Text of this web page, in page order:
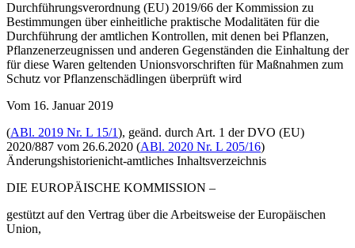
Durchführungs­verordnung (EU) 2019/66 der Kommission zu
Bestimmungen über einheitliche praktische Modalitäten für die
Durchführung der amtlichen Kontrollen, mit denen bei Pflanzen,
Pflanzenerzeugnissen und anderen Gegenständen die Einhaltung der
für diese Waren geltenden Unionsvorschriften für Maßnahmen zum
Schutz vor Pflanzenschädlingen überprüft wird
Vom 16. Januar 2019
(ABl. 2019 Nr. L 15/1), geänd. durch Art. 1 derDVO (EU)
2020/887 vom 26.6.2020 (ABl. 2020 Nr. L 205/16)
Änderungshistorienicht-amtliches Inhaltsverzeichnis
DIE EUROPÄISCHE KOMMISSION –
gestützt auf den Vertrag über die Arbeitsweise der Europäischen
Union,